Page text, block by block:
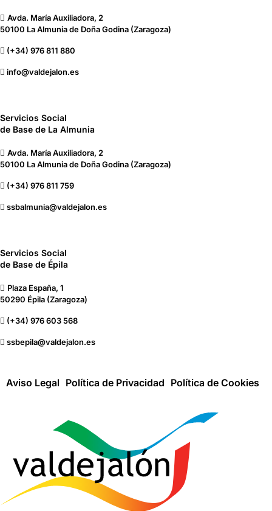
Avda. María Auxiliadora, 2
50100 La Almunia de Doña Godina (Zaragoza)
(+34) 976 811 880
info@valdejalon.es
Servicios Social
de Base de La Almunia
Avda. María Auxiliadora, 2
50100 La Almunia de Doña Godina (Zaragoza)
(+34) 976 811 759
ssbalmunia@valdejalon.es
Servicios Social
de Base de Épila
Plaza España, 1
50290 Épila (Zaragoza)
(+34) 976 603 568
ssbepila@valdejalon.es
Aviso Legal Política de Privacidad Política de Cookies